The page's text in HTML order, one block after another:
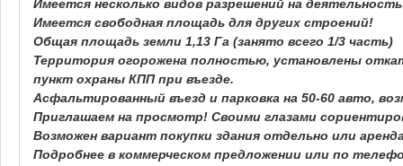
Имеется несколько видов разрешений на
Имеется свободная площадь для других строений!
Общая площадь земли 1,13 Га (занято всего 1/3 часть)
Территория огорожена полностью, установлены
пункт охраны КПП при въезде.
Асфальтированный въезд и парковка на 50-60 авто,
Приглашаем на просмотр! Своими глазами
Возможен вариант покупки здания отдельно или
Подробнее в коммерческом предложении или по